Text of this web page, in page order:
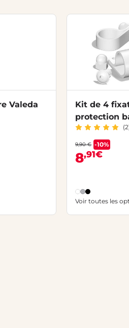
Valeda
Kit de 4
protection
aluminium
9,90 € -10%
8,91€
Voir toutes les